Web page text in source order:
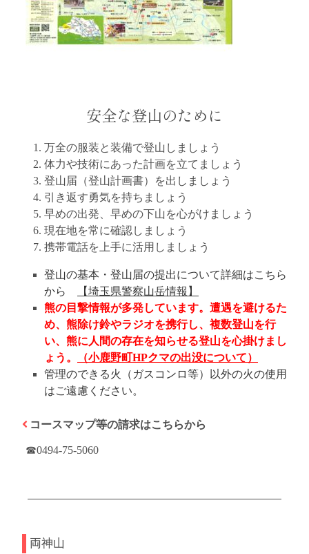
安全な登山のために
万全の服装と装備で登山しましょう
体力や技術にあった計画を立てましょう
登山届（登山計画書）を出しましょう
引き返す勇気を持ちましょう
早めの出発、早めの下山を心がけましょう
現在地を常に確認しましょう
携帯電話を上手に活用しましょう
登山の基本・登山届の提出について詳細はこちら
から
【埼玉県警察山岳情報】
熊の目撃情報が多発しています。遭遇を避けるた
め、熊除け鈴やラジオを携行し、複数登山を行
い、熊に人間の存在を知らせる登山を心掛けまし
ょう。
（小鹿野町HPクマの出没について）
管理のできる火（ガスコンロ等）以外の火の使用
はご遠慮ください。
コースマップ等の請求はこちらから
☎0494-75-5060
両神山